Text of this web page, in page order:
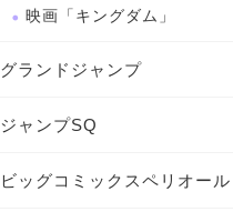
映画「キングダム」
グランドジャンプ
ジャンプSQ
ビッグコミックスペリオール